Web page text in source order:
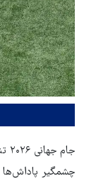
چشمگیر پاداش‌ها